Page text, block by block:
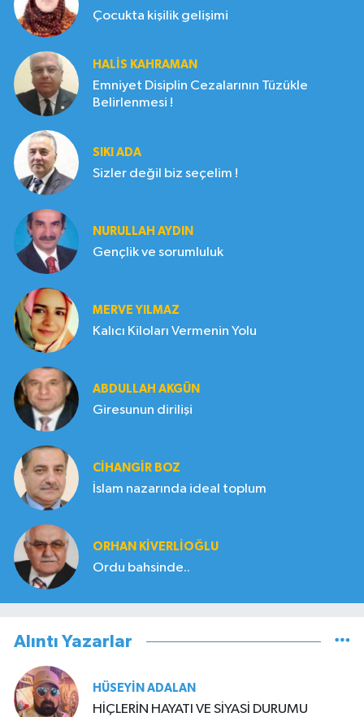
Çocukta kişilik gelişimi
HALIS KAHRAMAN
Emniyet Disiplin Cezalarının Tüzükle
Belirlenmesi !
SIKI ADA
Sizler değil biz seçelim !
NURULLAH AYDIN
Gençlik ve sorumluluk
MERVE YILMAZ
Kalıcı Kiloları Vermenin Yolu
ABDULLAH AKGÜN
Giresunun dirilişi
CIHANGIR BOZ
İslam nazarında ideal toplum
ORHAN KIVERLIOĞLU
Ordu bahsinde..
Alıntı Yazarlar
HÜSEYIN ADALAN
HİÇLERİN HAYATI VE SİYASİ DURUMU